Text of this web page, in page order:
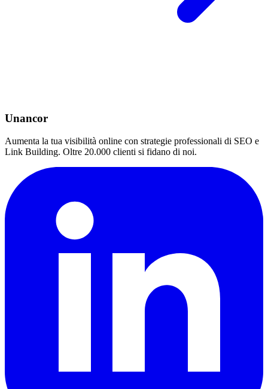
Unancor
Aumenta la tua visibilità online con strategie professionali di SEO e
Link Building. Oltre 20.000 clienti si fidano di noi.